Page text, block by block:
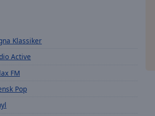
Klassiker
Active
FM
Pop